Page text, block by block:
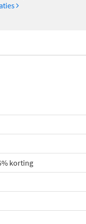
korting